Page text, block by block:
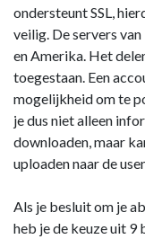
ondersteunt SSL,
veilig. De servers
en Amerika. Het
toegestaan. Een
mogelijkheid om te
je dus niet alleen
downloaden, maar
uploaden naar de
Als je besluit om je
heb je de keuze uit